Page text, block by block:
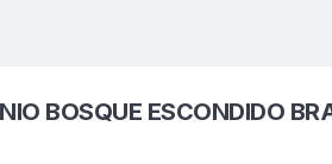
BOSQUE ESCONDIDO